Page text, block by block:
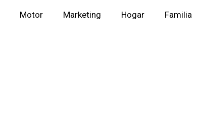
Motor Marketing Hogar Familia